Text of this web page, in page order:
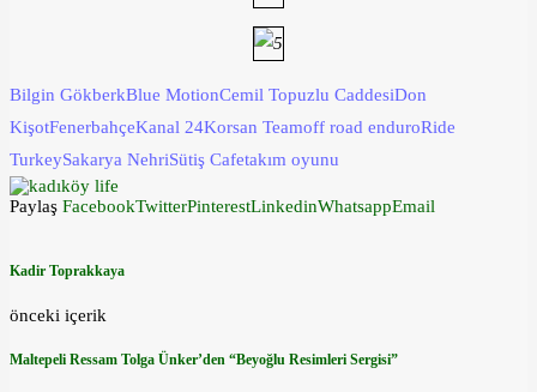
Bilgin GökberkBlue MotionCemil Topuzlu CaddesiDon
KişotFenerbahçeKanal 24Korsan Teamoff road enduroRide
TurkeySakarya NehriSütiş Cafetakım oyunu
Paylaş FacebookTwitterPinterestLinkedinWhatsappEmail
Kadir Toprakkaya
önceki içerik
Maltepeli Ressam Tolga Ünker’den “Beyoğlu Resimleri Sergisi”